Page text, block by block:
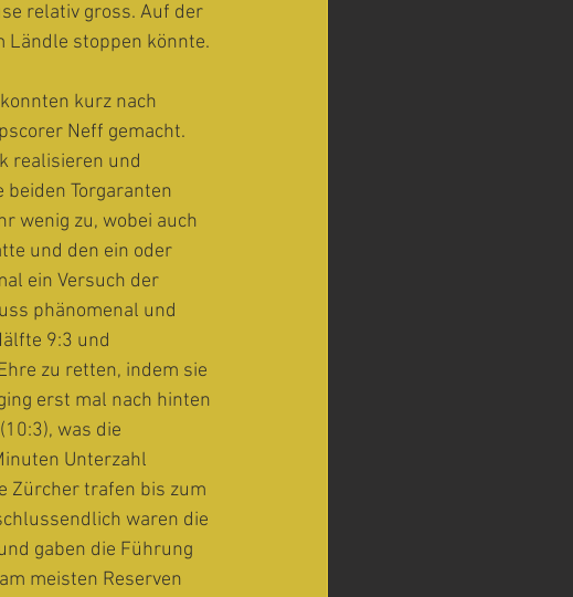
relativ gross. Auf der
Ländle stoppen könnte.
kurz nach
Neff gemacht.
realisieren und
Torgaranten
wenig zu, wobei auch
und den ein oder
ein Versuch der
phänomenal und
9:3 und
zu retten, indem sie
erst mal nach hinten
was die
Unterzahl
Zürcher trafen bis zum
waren die
gaben die Führung
meisten Reserven